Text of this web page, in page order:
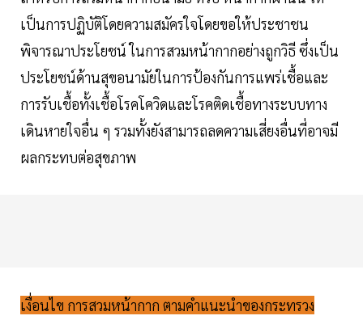
เป็นการปฏิบัติโดยความสมัครใจโดยขอให้ประชาชน
พิจารณาประโยชน์ ในการสวมหน้ากากอย่างถูกวิธี ซึ่งเป็น
ประโยชน์ด้านสุขอนามัยในการป้องกันการแพร่เชื้อและ
การรับเชื้อทั้งเชื้อโรคโควิดและโรคติดเชื้อทางระบบทาง
เดินหายใจอื่น ๆ รวมทั้งยังสามารถลดความเสี่ยงอื่นที่อาจมี
ผลกระทบต่อสุขภาพ
เงื่อนไข การสวมหน้ากาก ตามคำแนะนำของกระทรวง